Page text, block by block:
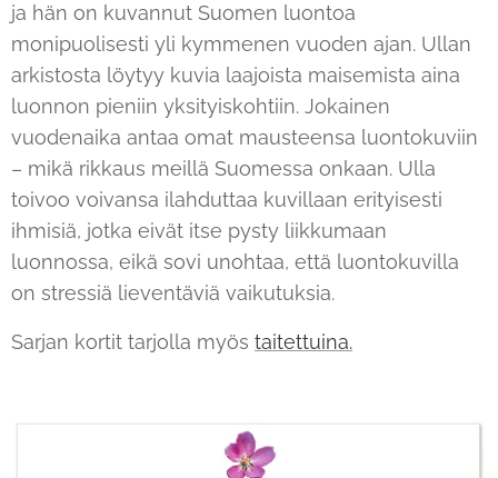
ja hän on kuvannut Suomen luontoa
monipuolisesti yli kymmenen vuoden ajan. Ullan
arkistosta löytyy kuvia laajoista maisemista aina
luonnon pieniin yksityiskohtiin. Jokainen
vuodenaika antaa omat mausteensa luontokuviin
– mikä rikkaus meillä Suomessa onkaan. Ulla
toivoo voivansa ilahduttaa kuvillaan erityisesti
ihmisiä, jotka eivät itse pysty liikkumaan
luonnossa, eikä sovi unohtaa, että luontokuvilla
on stressiä lieventäviä vaikutuksia.
Sarjan kortit tarjolla myös taitettuina.